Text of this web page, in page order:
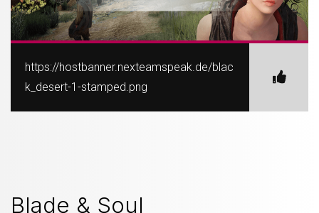
https://hostbanner.nexteamspeak.de/blac
k_desert-1-stamped.png
Blade & Soul